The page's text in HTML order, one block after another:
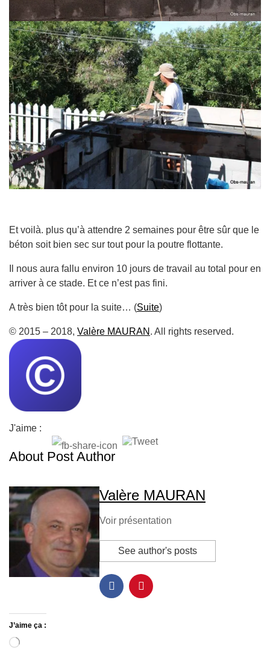
Et voilà. plus qu’à attendre 2 semaines pour être sûr que le
béton soit bien sec sur tout pour la poutre flottante.
Il nous aura fallu environ 10 jours de travail au total pour en
arriver à ce stade. Et ce n’est pas fini.
A très bien tôt pour la suite… (Suite)
© 2015 – 2018, Valère MAURAN . All rights reserved.
J'aime :
About Post Author
Valère MAURAN
Voir présentation
See author's posts
J’aime ça :